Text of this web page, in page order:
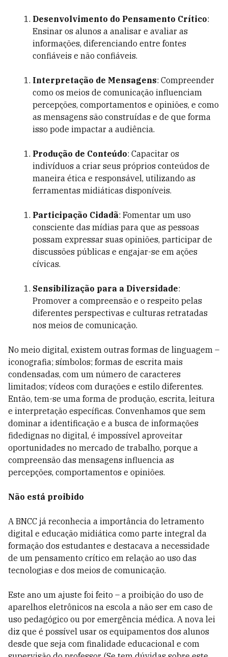
Desenvolvimento do Pensamento Crítico:
Ensinar os alunos a analisar e avaliar as
informações, diferenciando entre fontes
confiáveis e não confiáveis.
Interpretação de Mensagens: Compreender
como os meios de comunicação influenciam
percepções, comportamentos e opiniões, e como
as mensagens são construídas e de que forma
isso pode impactar a audiência.
Produção de Conteúdo: Capacitar os
indivíduos a criar seus próprios conteúdos de
maneira ética e responsável, utilizando as
ferramentas midiáticas disponíveis.
Participação Cidadã: Fomentar um uso
consciente das mídias para que as pessoas
possam expressar suas opiniões, participar de
discussões públicas e engajar-se em ações
cívicas.
Sensibilização para a Diversidade:
Promover a compreensão e o respeito pelas
diferentes perspectivas e culturas retratadas
nos meios de comunicação.
No meio digital, existem outras formas de linguagem –
iconografia; símbolos; formas de escrita mais
condensadas, com um número de caracteres
limitados; vídeos com durações e estilo diferentes.
Então, tem-se uma forma de produção, escrita, leitura
e interpretação específicas. Convenhamos que sem
dominar a identificação e a busca de informações
fidedignas no digital, é impossível aproveitar
oportunidades no mercado de trabalho, porque a
compreensão das mensagens influencia as
percepções, comportamentos e opiniões.
Não está proibido
A BNCC já reconhecia a importância do letramento
digital e educação midiática como parte integral da
formação dos estudantes e destacava a necessidade
de um pensamento crítico em relação ao uso das
tecnologias e dos meios de comunicação.
Este ano um ajuste foi feito – a proibição do uso de
aparelhos eletrônicos na escola a não ser em caso de
uso pedagógico ou por emergência médica. A nova lei
diz que é possível usar os equipamentos dos alunos
desde que seja com finalidade educacional e com